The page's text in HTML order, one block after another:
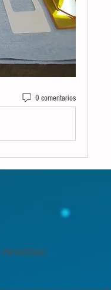
0 comentarios